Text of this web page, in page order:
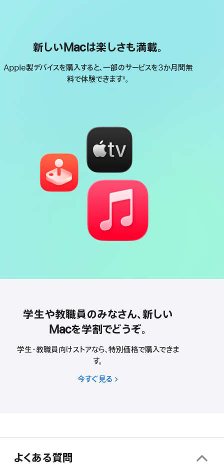
新しいMacは楽しさも満載。
Apple製デバイスを購入すると、一部のサービスを3か月間無
料で体験できます◊。
学生や教職員のみなさん、新しい
Macを学割でどうぞ。
学生・教職員向けストアなら、特別価格で購入できま
す。
今すぐ見る 学
員
よくある質問